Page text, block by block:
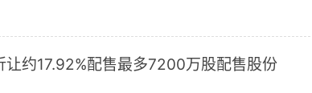
约17.92%配售最多7200万股配售股份